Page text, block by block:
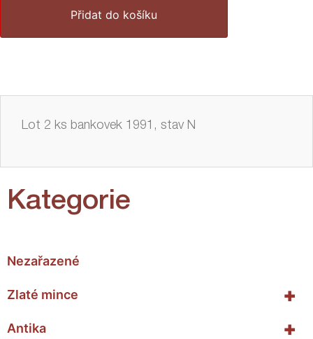
Kategorie
Nezařazené
+
Zlaté mince
+
Antika
Přidat do košíku
Lot 2 ks bankovek 1991, stav N